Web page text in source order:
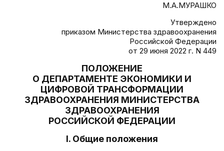
М.А.МУРАШКО
Утверждено
приказом Министерства здравоохранения
Российской Федерации
от 29 июня 2022 г. N 449
ПОЛОЖЕНИЕ
О ДЕПАРТАМЕНТЕ ЭКОНОМИКИ И
ЦИФРОВОЙ ТРАНСФОРМАЦИИ
ЗДРАВООХРАНЕНИЯ МИНИСТЕРСТВА
ЗДРАВООХРАНЕНИЯ
РОССИЙСКОЙ ФЕДЕРАЦИИ
I. Общие положения